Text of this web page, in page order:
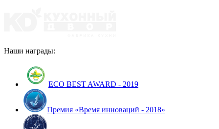
Наши награды:
ECO BEST AWARD - 2019
Премия «Время инноваций - 2018»